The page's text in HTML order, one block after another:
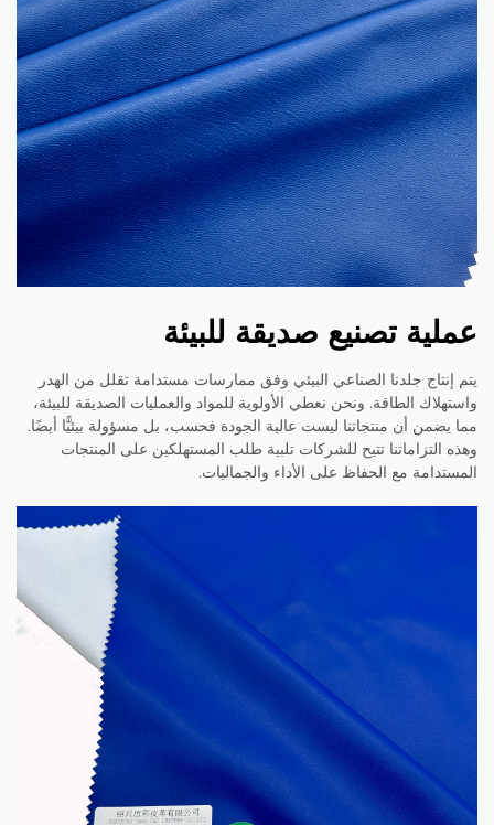
عملية تصنيع صديقة للبيئة
يتم إنتاج جلدنا الصناعي البيئي وفق ممارسات مستدامة تقلل من الهدر
واستهلاك الطاقة. ونحن نعطي الأولوية للمواد والعمليات الصديقة للبيئة،
مما يضمن أن منتجاتنا ليست عالية الجودة فحسب، بل مسؤولة بيئيًّا أيضًا.
وهذه التزاماتنا تتيح للشركات تلبية طلب المستهلكين على المنتجات
المستدامة مع الحفاظ على الأداء والجماليات.